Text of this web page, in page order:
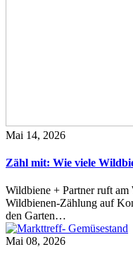
Mai 14, 2026
Zähl mit: Wie viele
Wildbiene + Partner ruft am
Wildbienen-Zählung auf
den Garten…
Mai 08, 2026